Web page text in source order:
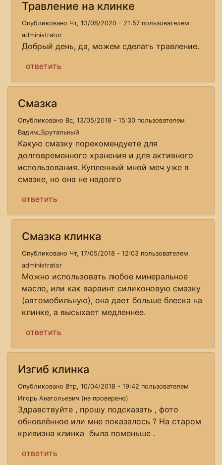
Травление на клинке
Опубликовано Чт, 13/08/2020 - 21:57 пользователем
administrator
Добрый день, да, можем сделать травление.
ответить
Смазка
Опубликовано Вс, 13/05/2018 - 15:30 пользователем
Вадим_Брутальный
Какую смазку порекомендуете для
долговременного хранения и для активного
использования. Купленный мной меч уже в
смазке, но она не надолго
ответить
Смазка клинка
Опубликовано Чт, 17/05/2018 - 12:03 пользователем
administrator
Можно использовать любое минеральное
масло, или как вараинт силиконовую смазку
(автомобильную), она дает больше блеска на
клинке, а высыхает медленнее.
ответить
Изгиб клинка
Опубликовано Втр, 10/04/2018 - 19:42 пользователем
Игорь Анатольевич (не проверено)
Здравствуйте , прошу подсказать , фото
обновлённое или мне показалось ? На старом
кривизна клинка была поменьше .
ответить